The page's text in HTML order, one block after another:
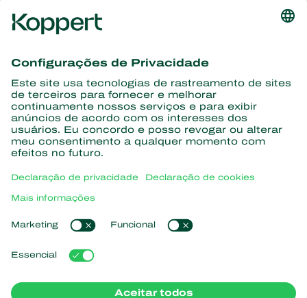
informações
Assine aqui
Parceiros com a natureza
Vespas Parasitoides
Nematoides benéficos
Microorganismos benéficos
Proteção de culturas
Sobre a Koppert
Centro de informações
Trabalhe na Koppert
Links de Interesse
Natutec
Gazebo
Koppert Global